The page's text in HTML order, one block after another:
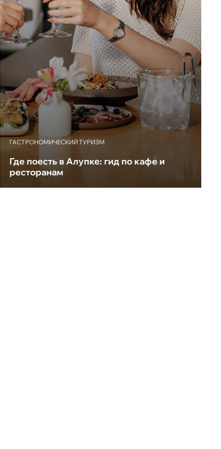
ГАСТРОНОМИЧЕСКИЙ ТУРИЗМ
Где поесть в Алупке: гид по кафе и
ресторанам